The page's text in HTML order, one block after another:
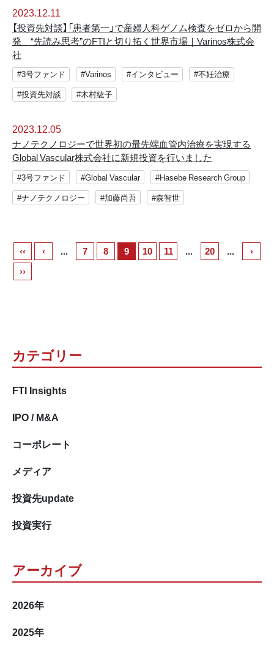
カテゴリー
FTI Insights
IPO / M&A
コーポレート
メディア
投資先update
投資実行
アーカイブ
2026年
2025年
2023.12.11
【投資先対談】「患者第一」で産婦人科ゲノム検査をゼロから開
発 “先読み思考”のFTIと切り拓く世界市場｜Varinos株式会
社
#3号ファンド #Varinos #インタビュー
#不妊治療
#投資先対談
#木村紘子
2023.12.05
ナノテクノロジーで世界初の最先端血管内治療を実現する
Global Vascular株式会社に新規投資を行いました
#3号ファンド #Global Vascular
#Hasebe Research Group
#ナノテクノロジー
#加藤尚吾 #森智世
‹‹ ‹ ... 7 8 9 10 11 ... 20 ...
›
››